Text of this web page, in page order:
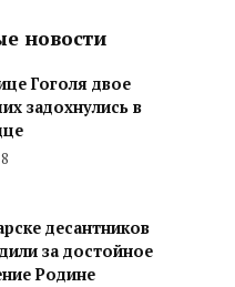
новости
Гоголя двое
задохнулись в
десантников
за достойное
Родине